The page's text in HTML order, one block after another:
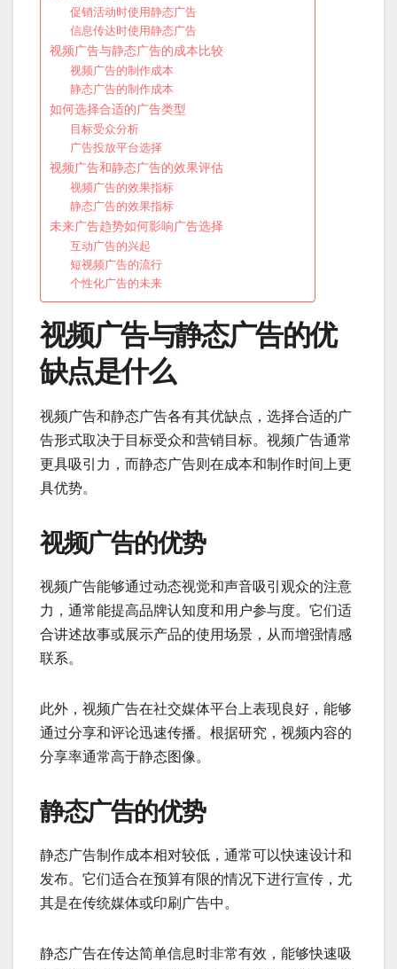
促销活动时使用静态广告
信息传达时使用静态广告
视频广告与静态广告的成本比较
视频广告的制作成本
静态广告的制作成本
如何选择合适的广告类型
目标受众分析
广告投放平台选择
视频广告和静态广告的效果评估
视频广告的效果指标
静态广告的效果指标
未来广告趋势如何影响广告选择
互动广告的兴起
短视频广告的流行
个性化广告的未来
视频广告与静态广告的优
缺点是什么
视频广告和静态广告各有其优缺点，选择合适的广
告形式取决于目标受众和营销目标。视频广告通常
更具吸引力，而静态广告则在成本和制作时间上更
具优势。
视频广告的优势
视频广告能够通过动态视觉和声音吸引观众的注意
力，通常能提高品牌认知度和用户参与度。它们适
合讲述故事或展示产品的使用场景，从而增强情感
联系。
此外，视频广告在社交媒体平台上表现良好，能够
通过分享和评论迅速传播。根据研究，视频内容的
分享率通常高于静态图像。
静态广告的优势
静态广告制作成本相对较低，通常可以快速设计和
发布。它们适合在预算有限的情况下进行宣传，尤
其是在传统媒体或印刷广告中。
静态广告在传达简单信息时非常有效，能够快速吸